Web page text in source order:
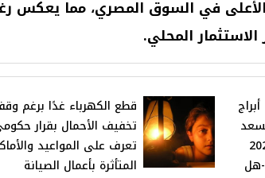
في السوق المصري، مما يعكس
المحلي.
كنز ذهب في الطريق لـ 4 أبراج
يناير 2025
هل
قطع الكهرباء غدًا برغم
تخفيف الأحمال بقرار
تعرف على المواعيد
المتأثرة بأعمال الصيانة